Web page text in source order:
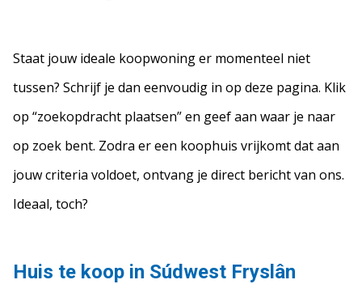
Staat jouw ideale koopwoning er momenteel niet
tussen? Schrijf je dan eenvoudig in op deze pagina. Klik
op “zoekopdracht plaatsen” en geef aan waar je naar
op zoek bent. Zodra er een koophuis vrijkomt dat aan
jouw criteria voldoet, ontvang je direct bericht van ons.
Ideaal, toch?
Huis te koop in Súdwest Fryslân